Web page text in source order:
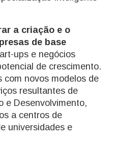
a criação e o
de base
ups e negócios
de crescimento.
com novos modelos de
resultantes de
e Desenvolvimento,
a centros de
universidades e